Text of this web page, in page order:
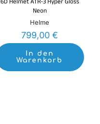
6D Helmet ATR-3 Hyper Gloss
Neon
Helme
799,00€
In den
Warenkorb